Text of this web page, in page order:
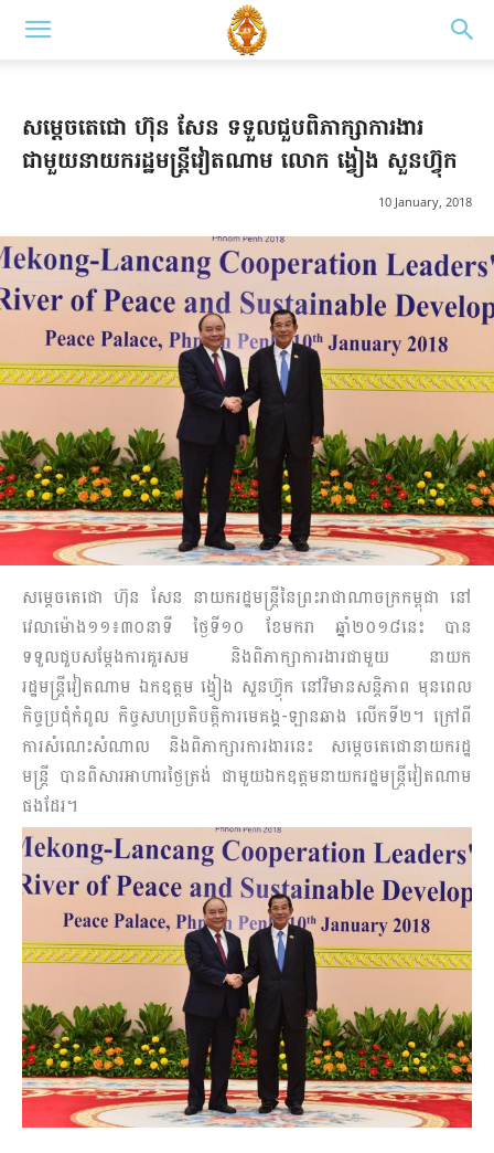
សម្តេចតេជោ ហ៊ុន សែន ទទួលជួបពិភាក្សាការងារ
ជាមួយនាយករដ្ឋមន្ដ្រីវៀតណាម លោក ង្វៀង សួនហ៊្វុក
10 January, 2018
សម្តេចតេជោ ហ៊ុន សែន នាយករដ្ឋមន្ត្រីនៃព្រះរាជាណាចក្រកម្ពុជា នៅ
វេលាម៉ោង១១៖៣០នាទី ថ្ងៃទី១០ ខែមករា ឆ្នាំ២០១៨នេះ បាន
ទទួលជួបសម្ដែងការគួរសម និងពិភាក្សាការងារជាមួយ នាយក
រដ្ឋមន្ដ្រីវៀតណាម ឯកឧត្តម ង្វៀង សួនហ៊្វុក នៅវិមានសន្ដិភាព មុនពេល
កិច្ចប្រជុំកំពូល កិច្ចសហប្រតិបត្តិការមេគង្គ-ឡានឆាង លើកទី២។ ក្រៅពី
ការសំណេះសំណាល និងពិភាក្សារការងារនេះ សម្តេចតេជោនាយករដ្ឋ
មន្ត្រី បានពិសារអាហារថ្ងៃត្រង់ ជាមួយឯកឧត្តមនាយករដ្ឋមន្ដ្រីវៀតណាម
ផងដែរ។